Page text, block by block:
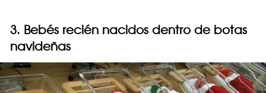
3. Bebés recién nacidos dentro de botas
navideñas